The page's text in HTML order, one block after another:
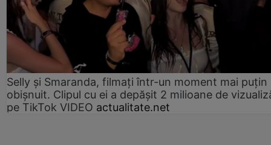
Selly și Smaranda, filmați într-un moment mai puțin
obișnuit. Clipul cu ei a depășit 2 milioane de
pe TikTok VIDEO actualitate.net